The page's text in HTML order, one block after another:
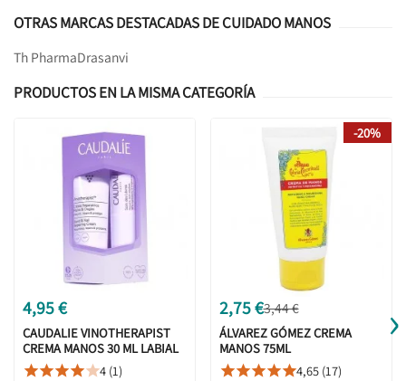
OTRAS MARCAS DESTACADAS DE CUIDADO MANOS
Th PharmaDrasanvi
PRODUCTOS EN LA MISMA CATEGORÍA
4,95 €
CAUDALIE VINOTHERAPIST
CREMA MANOS 30 ML LABIAL
4.5 G PACK DUO INVIERNO
4 (1)
2,75 €3,44 €
ÁLVAREZ GÓMEZ CREMA
MANOS 75ML
4,65 (17)
-20%
›